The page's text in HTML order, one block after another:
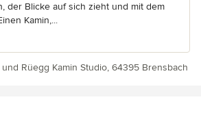
der Blicke auf sich zieht und mit dem
Kamin,...
Rüegg Kamin Studio, 64395 Brensbach